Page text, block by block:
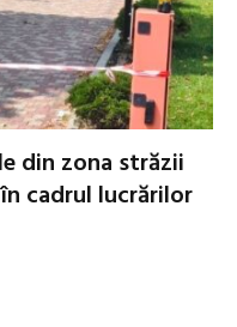
din zona străzii
cadrul lucrărilor